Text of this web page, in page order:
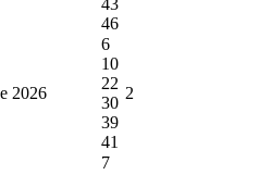
46
2026
6
10
22
30
39
41
2
7